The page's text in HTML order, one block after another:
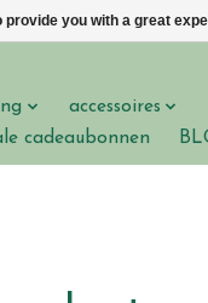
accessoires
cadeaubonnen
you with a great